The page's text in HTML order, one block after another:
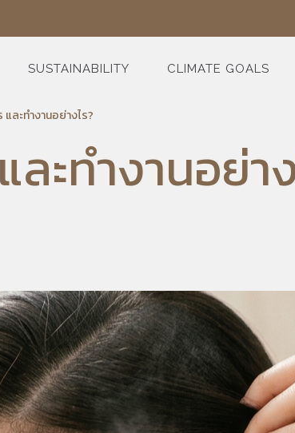
SUSTAINABILITY CLIMATE GOALS
ละทำงานอย่างไร?
ะทำงานอย่า